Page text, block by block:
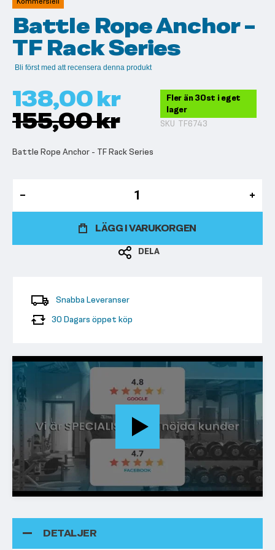
bildgalleriet
Battle Rope Anchor -
TF Rack Series
Bli först med att recensera denna produkt
138,00 kr
155,00 kr
Fler än 30st i eget
lager
SKU TF6743
Battle Rope Anchor - TF Rack Series
LÄGG I VARUKORGEN
DELA
Snabba Leveranser
30 Dagars öppet köp
DETALJER